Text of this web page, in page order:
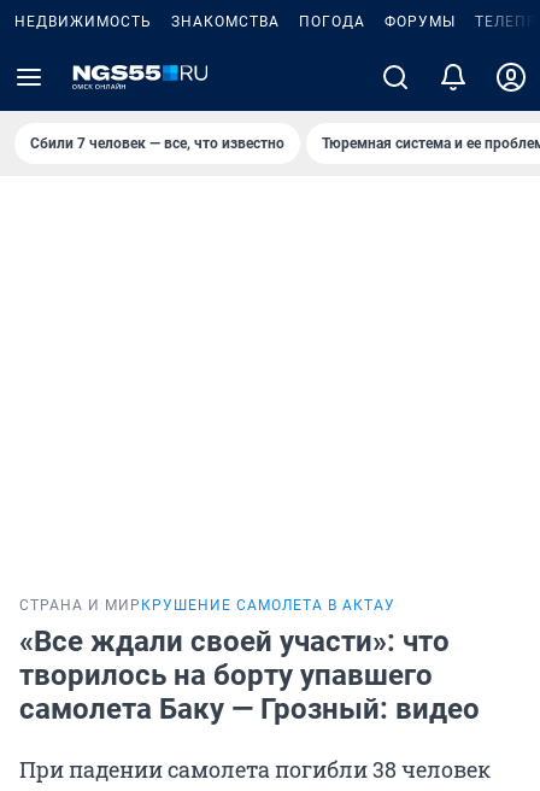
НЕДВИЖИМОСТЬ ЗНАКОМСТВА ПОГОДА ФОРУМЫ
Сбили 7 человек — все, что известно Тюремная система и ее
СТРАНА И МИР КРУШЕНИЕ САМОЛЕТА В АКТАУ
«Все ждали своей участи»: что
творилось на борту упавшего
самолета Баку — Грозный: видео
При падении самолета погибли 38 человек